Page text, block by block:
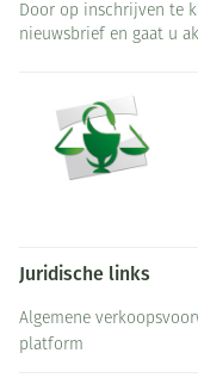
Door op inschrijven te
nieuwsbrief en gaat u
Juridische links
Algemene
platform